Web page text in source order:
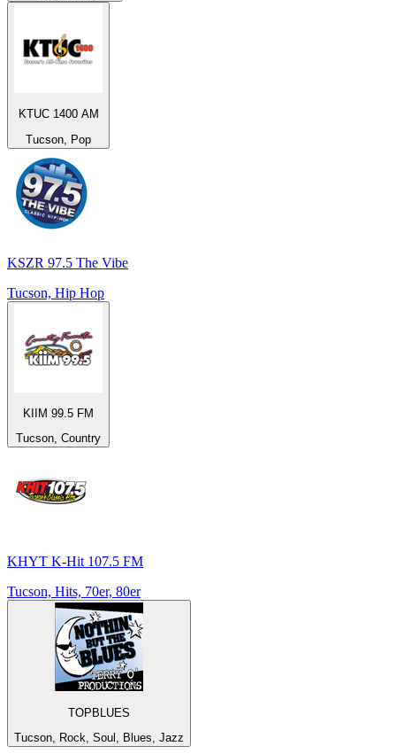
KTUC 1400 AM
Tucson, Pop
KSZR 97.5 The Vibe
Tucson, Hip Hop
KIIM 99.5 FM
Tucson, Country
KHYT K-Hit 107.5 FM
Tucson, Hits, 70er, 80er
TOPBLUES
Tucson, Rock, Soul, Blues, Jazz